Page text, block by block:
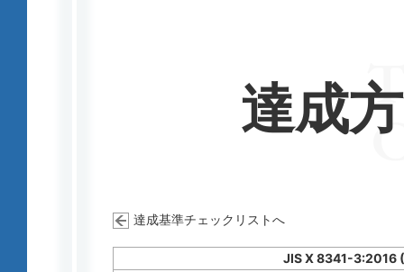
達成
達成基準チェックリストへ
JIS X 8341-3:2016